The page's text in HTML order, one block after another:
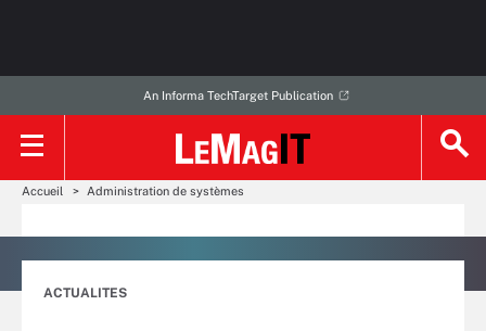
An Informa TechTarget Publication
Accueil Administration de systèmes
ACTUALITES